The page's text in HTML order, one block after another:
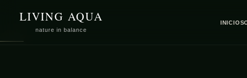
CONTENT
LIVING AQUA
nature in balance
INICIO